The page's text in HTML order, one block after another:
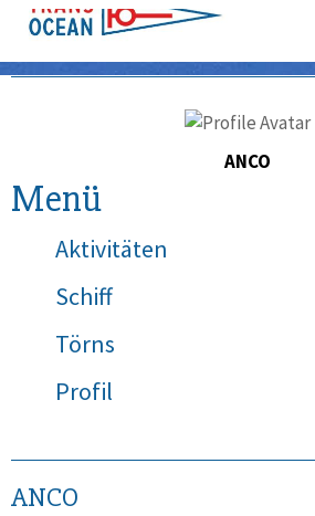
ANCO
Menü
Aktivitäten
Schiff
Törns
Profil
ANCO